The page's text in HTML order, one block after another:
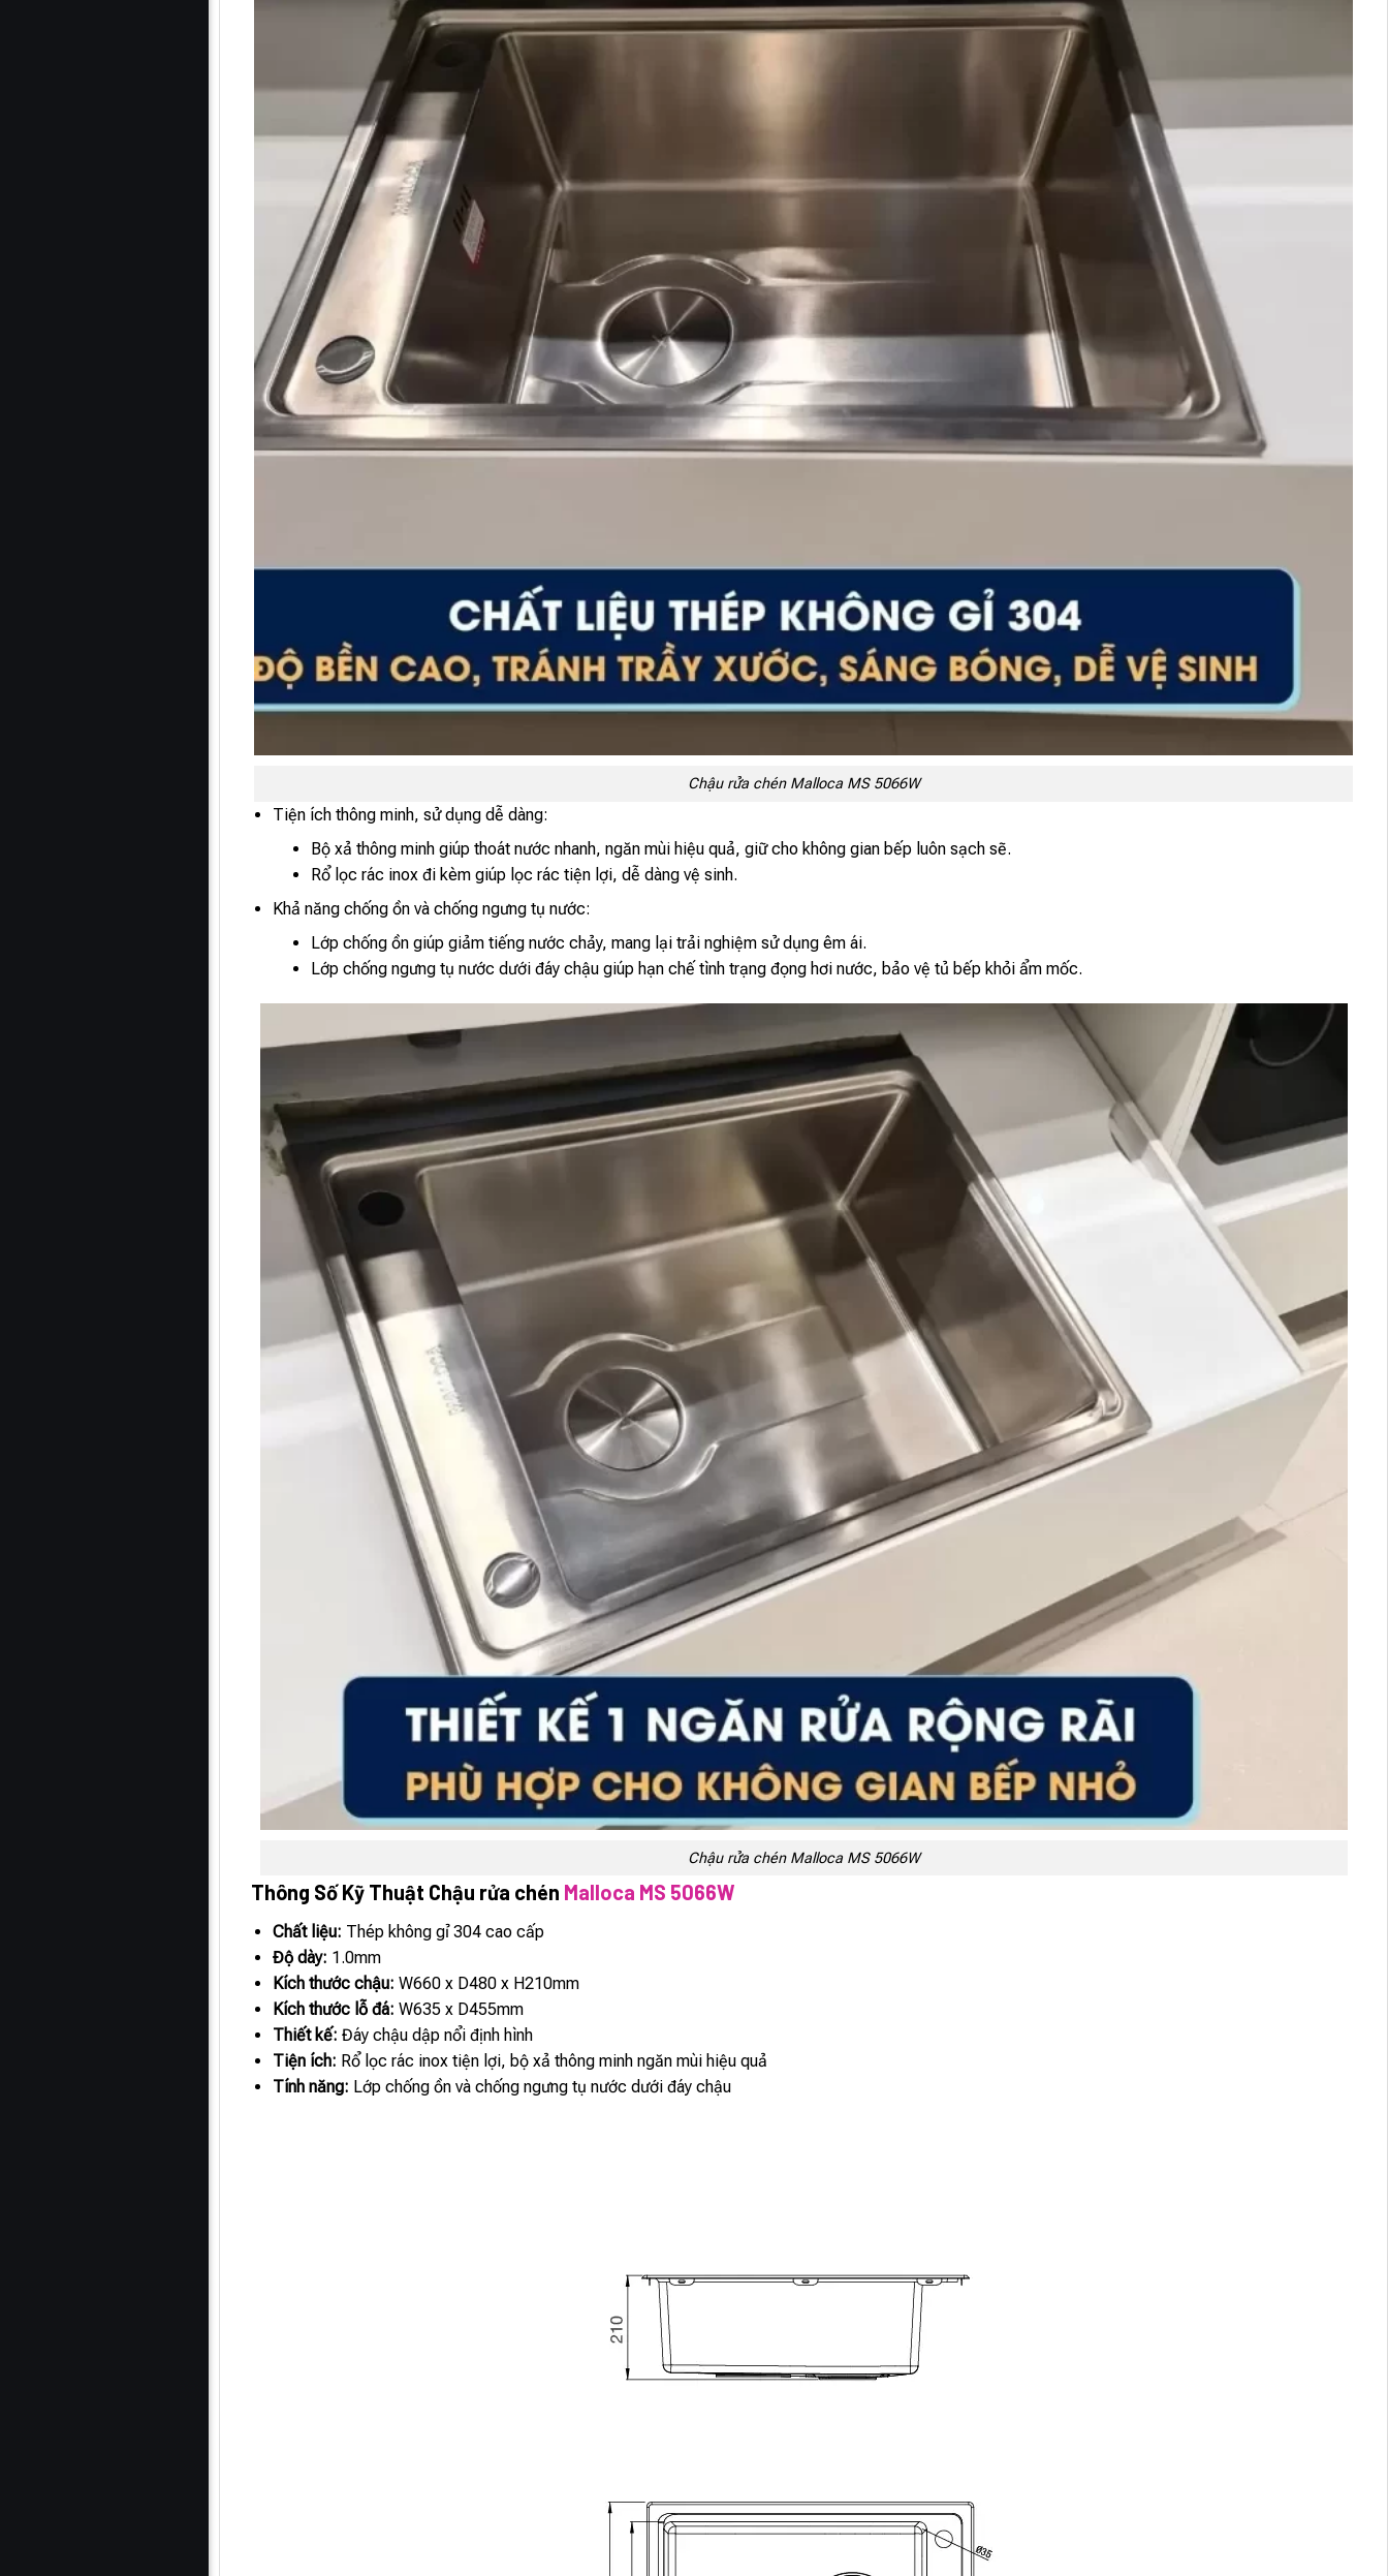
Chậu rửa chén Malloca MS 5066W
Tiện ích thông minh, sử dụng dễ dàng:
Bộ xả thông minh giúp thoát nước nhanh, ngăn mùi hiệu quả, giữ cho không gian bếp luôn sạch sẽ.
Rổ lọc rác inox đi kèm giúp lọc rác tiện lợi, dễ dàng vệ sinh.
Khả năng chống ồn và chống ngưng tụ nước:
Lớp chống ồn giúp giảm tiếng nước chảy, mang lại trải nghiệm sử dụng êm ái.
Lớp chống ngưng tụ nước dưới đáy chậu giúp hạn chế tình trạng đọng hơi nước, bảo vệ tủ bếp khỏi ẩm mốc.
Chậu rửa chén Malloca MS 5066W
Thông Số Kỹ Thuật Chậu rửa chén Malloca MS 5066W
Chất liệu: Thép không gỉ 304 cao cấp
Độ dày: 1.0mm
Kích thước chậu: W660 x D480 x H210mm
Kích thước lỗ đá: W635 x D455mm
Thiết kế: Đáy chậu dập nổi định hình
Tiện ích: Rổ lọc rác inox tiện lợi, bộ xả thông minh ngăn mùi hiệu quả
Tính năng: Lớp chống ồn và chống ngưng tụ nước dưới đáy chậu